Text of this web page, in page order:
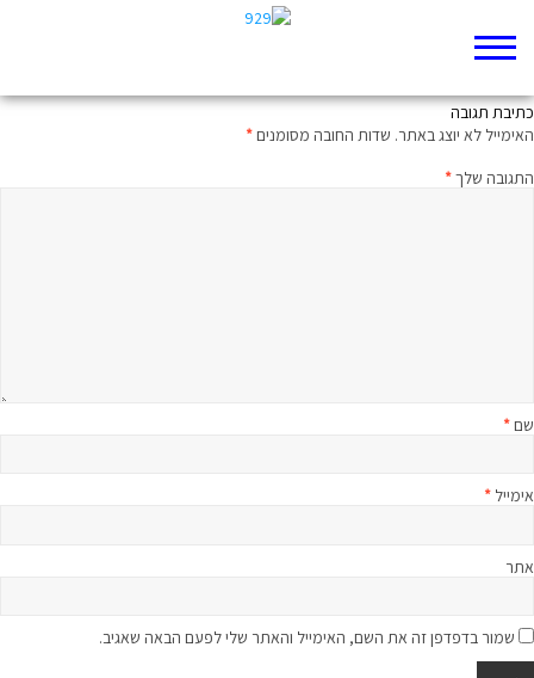
כתיבת תגובה
האימייל לא יוצג באתר. שדות החובה מסומנים*
התגובה שלך*
שם*
אימייל *
אתר
שמור בדפדפן זה את השם, האימייל והאתר שלי לפעם הבאה שאגיב.